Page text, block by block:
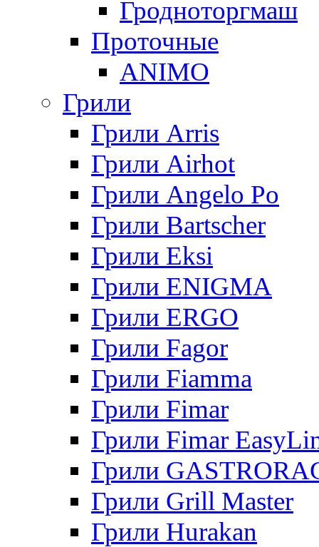
Гродноторгмаш
Проточные
ANIMO
Грили
Грили Arris
Грили Airhot
Грили Angelo Po
Грили Bartscher
Грили Eksi
Грили ENIGMA
Грили ERGO
Грили Fagor
Грили Fiamma
Грили Fimar
Грили Fimar
Грили
Грили Grill Master
Грили Hurakan